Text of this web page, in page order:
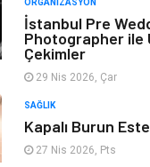
ORGANIZASYON
İstanbul Pre
Photographer ile
Çekimler
29 Nis 2026, Çar
SAĞLIK
Kapalı Burun
27 Nis 2026, Pts